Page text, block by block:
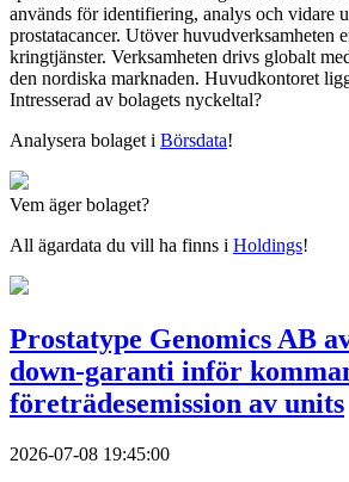
används för identifiering, analys och vidare
prostatacancer. Utöver huvudverksamheten
kringtjänster. Verksamheten drivs globalt
den nordiska marknaden. Huvudkontoret
Intresserad av bolagets nyckeltal?
Analysera bolaget i Börsdata!
Vem äger bolaget?
All ägardata du vill ha finns i Holdings!
Prostatype Genomics AB
down-garanti inför
företrädesemission av units
2026-07-08 19:45:00